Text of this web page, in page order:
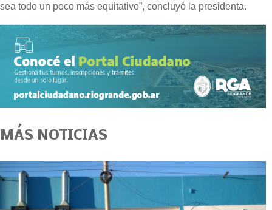
sea todo un poco más equitativo”, concluyó la presidenta.
MÁS NOTICIAS